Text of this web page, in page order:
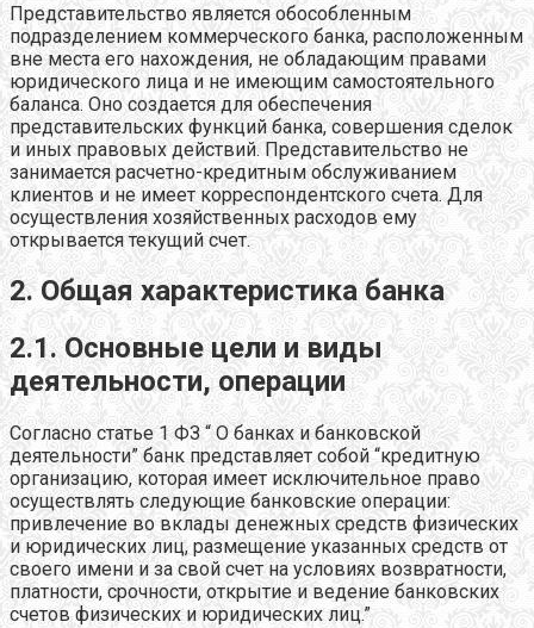
Представительство является обособленным
подразделением коммерческого банка, расположенным
вне места его нахождения, не обладающим правами
юридического лица и не имеющим самостоятельного
баланса. Оно создается для обеспечения
представительских функций банка, совершения сделок
и иных правовых действий. Представительство не
занимается расчетно-кредитным обслуживанием
клиентов и не имеет корреспондентского счета. Для
осуществления хозяйственных расходов ему
открывается текущий счет.
2. Общая характеристика банка
2.1. Основные цели и виды
деятельности, операции
Согласно статье 1 ФЗ “ О банках и банковской
деятельности” банк представляет собой “кредитную
организацию, которая имеет исключительное право
осуществлять следующие банковские операции:
привлечение во вклады денежных средств физических
и юридических лиц, размещение указанных средств от
своего имени и за свой счет на условиях возвратности,
платности, срочности, открытие и ведение банковских
счетов физических и юридических лиц.”